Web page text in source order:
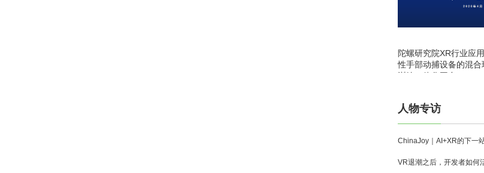
陀螺研究院XR行业应
性手部动捕设备的混
训练一体化平台
人物专访